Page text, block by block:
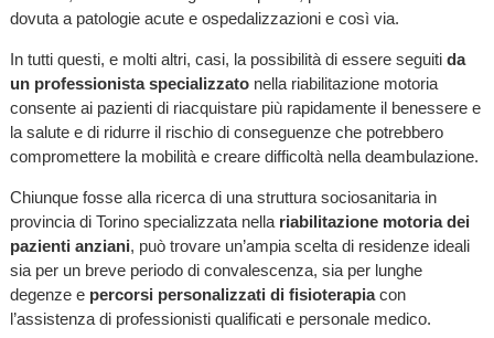
dovuta a patologie acute e ospedalizzazioni e così via.
In tutti questi, e molti altri, casi, la possibilità di essere seguiti da
un professionista specializzato nella riabilitazione motoria
consente ai pazienti di riacquistare più rapidamente il benessere e
la salute e di ridurre il rischio di conseguenze che potrebbero
compromettere la mobilità e creare difficoltà nella deambulazione.
Chiunque fosse alla ricerca di una struttura sociosanitaria in
provincia di Torino specializzata nella riabilitazione motoria dei
pazienti anziani, può trovare un’ampia scelta di residenze ideali
sia per un breve periodo di convalescenza, sia per lunghe
degenze e percorsi personalizzati di fisioterapiacon
l’assistenza di professionisti qualificati e personale medico.